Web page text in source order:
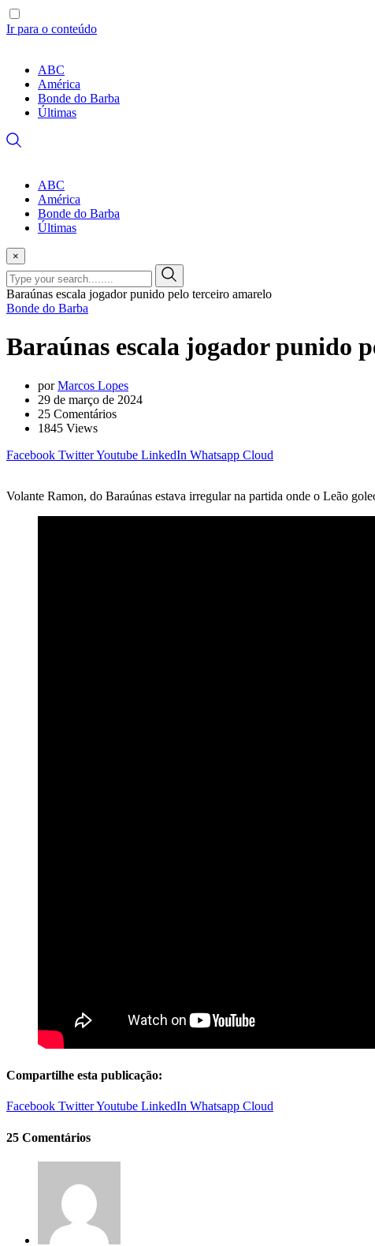
Ir para o conteúdo
ABC
América
Bonde do Barba
Últimas
ABC
América
Bonde do Barba
Últimas
×
Baraúnas escala jogador punido pelo terceiro amarelo
Bonde do Barba
Baraúnas escala jogador punido
porMarcos Lopes
29 de março de 2024
25 Comentários
1845 Views
Facebook TwitterYoutube LinkedIn Whatsapp Cloud
Volante Ramon, do Baraúnas estava irregular na partida onde o Leão
Compartilhe esta publicação:
Facebook TwitterYoutube LinkedIn Whatsapp Cloud
25 Comentários